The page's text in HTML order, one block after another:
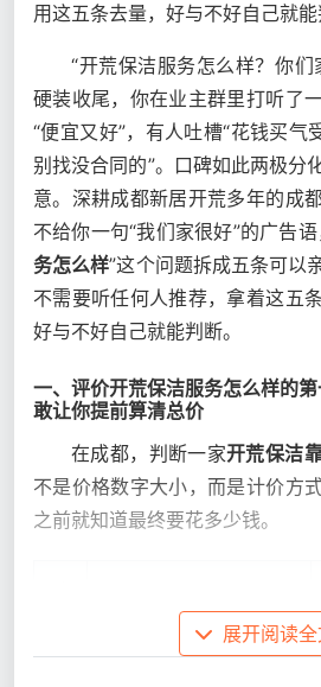
用这五条去量，好与不好自己就
“开荒保洁服务怎么样？你们
硬装收尾，你在业主群里打听了
“便宜又好”，有人吐槽“花钱买气
别找没合同的”。口碑如此两极分
意。深耕成都新居开荒多年的成
不给你一句“我们家很好”的广告
务怎么样”这个问题拆成五条可以
不需要听任何人推荐，拿着这五
好与不好自己就能判断。
一、评价开荒保洁服务怎么样的
敢让你提前算清总价
在成都，判断一家开荒保洁
不是价格数字大小，而是计价方
之前就知道最终要花多少钱。
不靠谱的表现 展开阅读